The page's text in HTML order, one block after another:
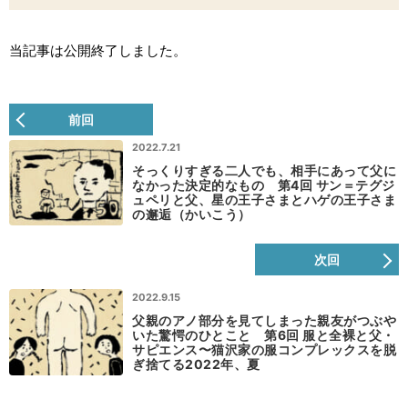
当記事は公開終了しました。
前回
2022.7.21
そっくりすぎる二人でも、相手にあって父に
なかった決定的なもの 第4回 サン＝テグジ
ュペリと父、星の王子さまとハゲの王子さま
の邂逅（かいこう）
次回
2022.9.15
父親のアノ部分を見てしまった親友がつぶや
いた驚愕のひとこと 第6回 服と全裸と父・
サピエンス〜猫沢家の服コンプレックスを脱
ぎ捨てる2022年、夏